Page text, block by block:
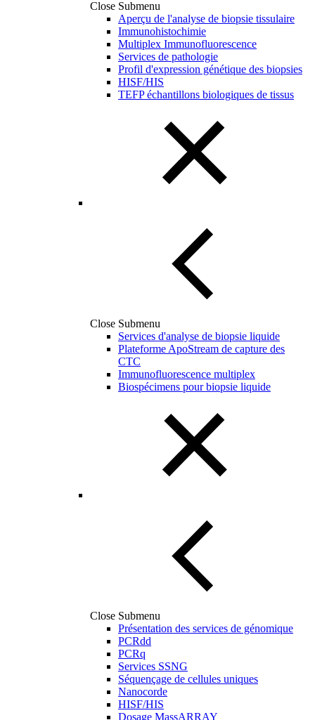
Close Submenu
Aperçu de l'analyse de biopsie tissulaire
Immunohistochimie
Multiplex Immunofluorescence
Services de pathologie
Profil d'expression génétique des biopsies
HISF/HIS
TEFP échantillons biologiques de tissus
Close Submenu
Services d'analyse de biopsie liquide
Plateforme ApoStream de capture des
CTC
Immunofluorescence multiplex
Biospécimens pour biopsie liquide
Close Submenu
Présentation des services de génomique
PCRdd
PCRq
Services SSNG
Séquençage de cellules uniques
Nanocorde
HISF/HIS
Dosage MassARRAY